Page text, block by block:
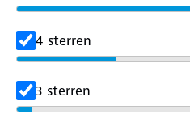
4 sterren
3 sterren